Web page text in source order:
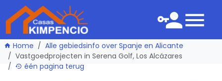
Home
Alle gebiedsinfo over Spanje en Alicante
Vastgoedprojecten in Serena Golf, Los Alcázares
één pagina terug